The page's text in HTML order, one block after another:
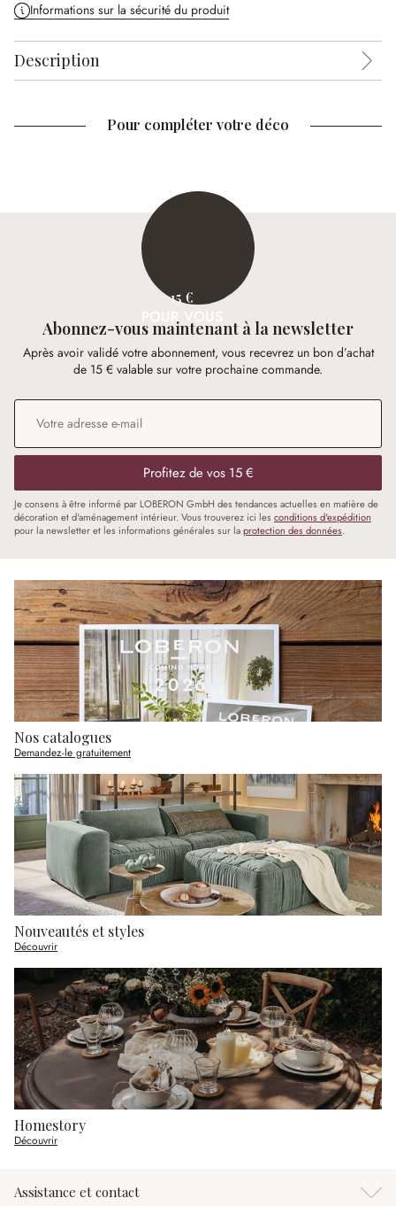
Informations sur la sécurité du produit
Description
Pour compléter votre déco
15 €
POUR VOUS
Abonnez-vous maintenant à la newsletter
Après avoir validé votre abonnement, vous recevrez un bon d’achat
de 15 € valable sur votre prochaine commande.
Adresse e-mail
Profitez de vos 15 €
Je consens à être informé par LOBERON GmbH des tendances actuelles en matière de
décoration et d'aménagement intérieur. Vous trouverez ici les conditions d'expédition
pour la newsletter et les informations générales sur laprotection des données.
Nos catalogues
Demandez-le gratuitement
Nouveautés et styles
Découvrir
Homestory
Découvrir
Assistance et contact